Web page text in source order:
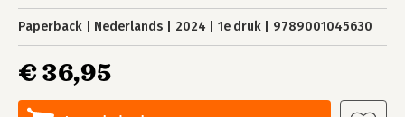
Paperback Nederlands 2024 1e druk 9789001045630
€ 36,95